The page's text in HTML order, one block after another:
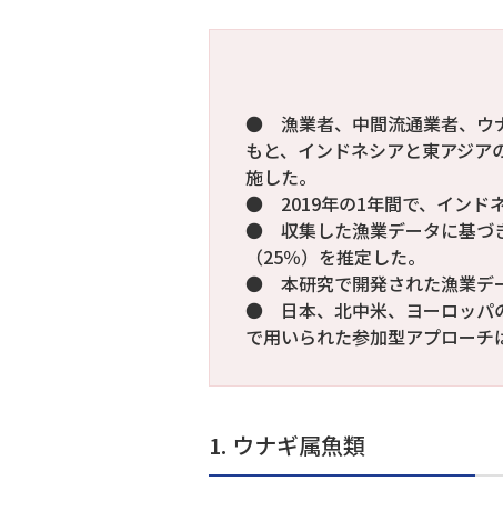
● 漁業者、中間流通業者、ウ
もと、インドネシアと東アジ
施した。
● 2019年の1年間で、インドネ
● 収集した漁業データに基づ
（25％）を推定した。
● 本研究で開発された漁業デ
● 日本、北中米、ヨーロッパ
で用いられた参加型アプローチ
1. ウナギ属魚類